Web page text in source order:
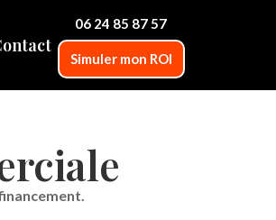
Simuler mon ROI
06 24 85 87 57